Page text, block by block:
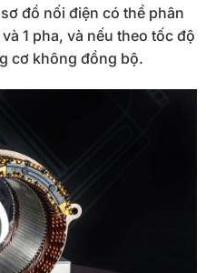
đồ nối điện có thể phân
1 pha, và nếu theo tốc độ
cơ không đồng bộ.